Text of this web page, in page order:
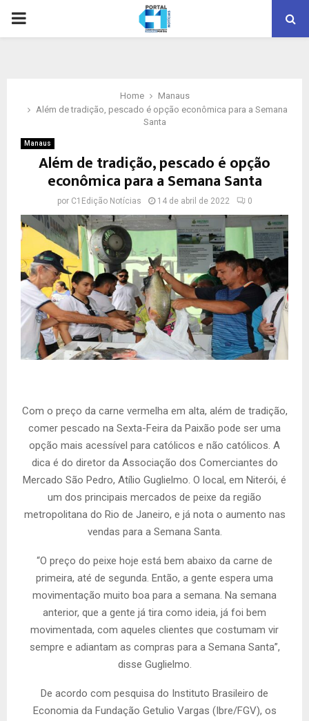
PRIMARY
Home
Manaus
Além de tradição, pescado é opção econômica para a Semana
Santa
Manaus
Além de tradição, pescado é opção
econômica para a Semana Santa
por C1Edição Notícias 14 de abril de 2022 0
Com o preço da carne vermelha em alta, além de tradição,
comer pescado na Sexta-Feira da Paixão pode ser uma
opção mais acessível para católicos e não católicos. A
dica é do diretor da Associação dos Comerciantes do
Mercado São Pedro, Atílio Guglielmo. O local, em Niterói, é
um dos principais mercados de peixe da região
metropolitana do Rio de Janeiro, e já nota o aumento nas
vendas para a Semana Santa.
“O preço do peixe hoje está bem abaixo da carne de
primeira, até de segunda. Então, a gente espera uma
movimentação muito boa para a semana. Na semana
anterior, que a gente já tira como ideia, já foi bem
movimentada, com aqueles clientes que costumam vir
sempre e adiantam as compras para a Semana Santa”,
disse Guglielmo.
De acordo com pesquisa do Instituto Brasileiro de
Economia da Fundação Getulio Vargas (Ibre/FGV), os